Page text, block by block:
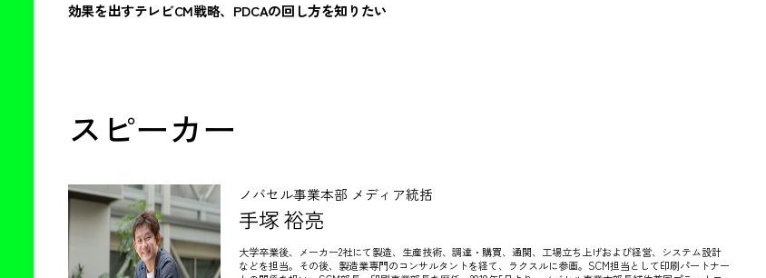
効果を出すテレビCM戦略、PDCAの回し方を知りたい
スピーカー
ノバセル事業本部 メディア統括
手塚 裕亮
大学卒業後、メーカー2社にて製造、生産技術、調達・購買、通関、工場立ち上げおよび経営、システム設計
などを担当。その後、製造業専門のコンサルタントを経て、ラクスルに参画。SCM担当として印刷パートナー